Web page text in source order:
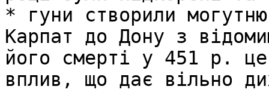
* гуни створили
Карпат до Дону з
його смерті у 451 р. це
вплив, що дає вільно